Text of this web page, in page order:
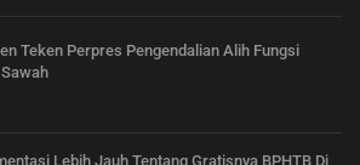
Teken Perpres Pengendalian Alih Fungsi
Lebih Jauh Tentang Gratisnya BPHTB Di